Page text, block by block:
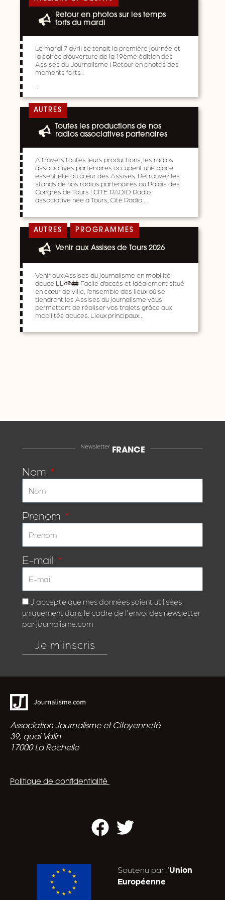
Retour en photos sur les temps
forts du mardi
Le mardi 7 avril se tenait la première journée et
la soirée d’ouverture de la 19ème édition des
Assises du Journalisme ! Retour en photos des
moments forts :
AUTRES
Toutes les productions de nos
radios associatives partenaires
A travers toutes leurs productions, les radios
associatives partenaires occupent une place
essentielle au cœur des Assises. Retrouvez les
stands de nos radios partenaires au Palais des
Congrès de Tours ! CITE RADIO Radio
associative née à Tours, Cité Radio…
AUTRES , PROGRAMMES
Venir aux Assises de Tours 2026
Venir aux Assises du journalisme en mobilité
douce 🚶‍♀️🚲🚋 Facile d’accès et idéalement situé
en cœur de ville, l’ensemble des lieux où se
tiendront les Assises du journalisme vous
permettent de réaliser vos trajets grâce aux
mobilités douces. Lieux principaux…
Newsletter
FRANCE
Nom
Prenom
E-mail
J'accepte que mes données soient utilisées
uniquement dans le cadre de l'envoi des newsletter
par journalisme.com
Je m'inscris
Association Journalisme et Citoyenneté
39, quai Valin
17000 La Rochelle
Politique de confidentialité
Facebook
Twitter
Soutenu par l’Union
Européenne